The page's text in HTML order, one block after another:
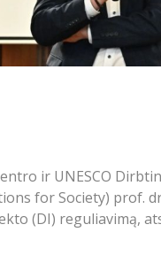
ir UNESCO
for Society) prof.
(DI) reguliavimą,